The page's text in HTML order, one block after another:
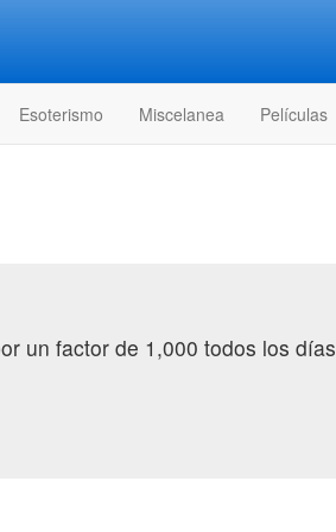
Esoterismo Miscelanea Películas
un factor de 1,000 todos los días